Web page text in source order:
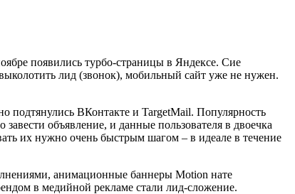
появились турбо-страницы в Яндексе. Сие
лид (звонок), мобильный сайт уже не нужен.
подтянулись ВКонтакте и TargetMail. Популярность
объявление, и данные пользователя в двоечка
их нужно очень быстрым шагом – в идеале в течение
анимационные баннеры Motion нате
в медийной рекламе стали лид-сложение.